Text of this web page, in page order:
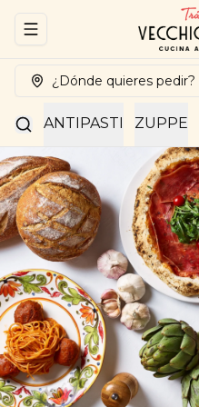
Abrir menu de navegación
¿Dónde quieres pedir?
ANTIPASTI ZUPPE